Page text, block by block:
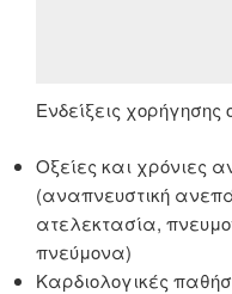
Ενδείξεις χορήγησης
Οξείες και χρόνιες
(αναπνευστική
ατελεκτασία,
πνεύμονα)
Καρδιολογικές